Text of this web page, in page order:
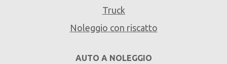
Truck
Noleggio con riscatto
AUTO A NOLEGGIO